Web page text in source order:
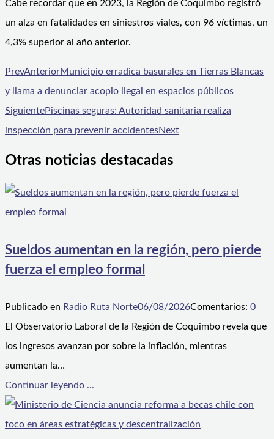
Cabe recordar que en 2023, la Región de Coquimbo registró
un alza en fatalidades en siniestros viales, con 96 víctimas, un
4,3% superior al año anterior.
PrevAnteriorMunicipio erradica basurales en Tierras Blancas
y llama a denunciar acopio ilegal en espacios públicos
SiguientePiscinas seguras: Autoridad sanitaria realiza
inspección para prevenir accidentesNext
Otras noticias destacadas
Sueldos aumentan en la región, pero pierde
fuerza el empleo formal
Publicado en Radio Ruta Norte06/08/2026Comentarios: 0
El Observatorio Laboral de la Región de Coquimbo revela que
los ingresos avanzan por sobre la inflación, mientras
aumentan la…
Continuar leyendo ...